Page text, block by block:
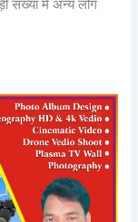
संख्या में अन्य लोग